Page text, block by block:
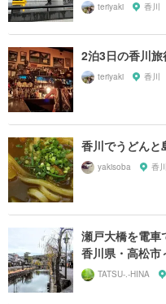
teriyaki 香川
2泊3日の香川
teriyaki 香川
香川でうどんと
yakisoba 香川
瀬戸大橋を電車
香川県・高松市
TATSU-.-HINA